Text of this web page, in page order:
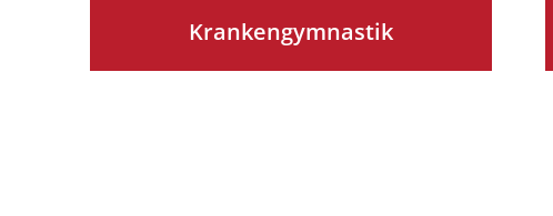
Krankengymnastik